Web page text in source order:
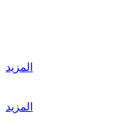
المزيد
المزيد